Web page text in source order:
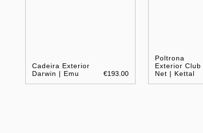
Cadeira Exterior
Darwin | Emu
€193.00
Poltrona
Exterior Club
Net | Kettal